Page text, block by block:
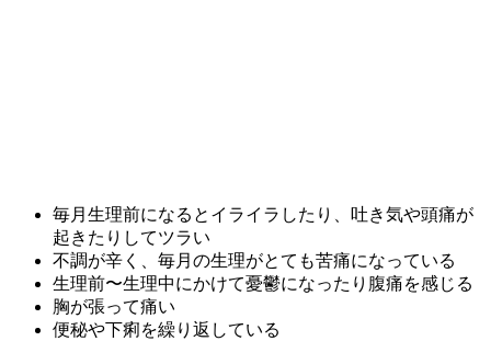
毎月生理前になるとイライラしたり、吐き気や頭痛が
起きたりしてツラい
不調が辛く、毎月の生理がとても苦痛になっている
生理前〜生理中にかけて憂鬱になったり腹痛を感じる
胸が張って痛い
便秘や下痢を繰り返している